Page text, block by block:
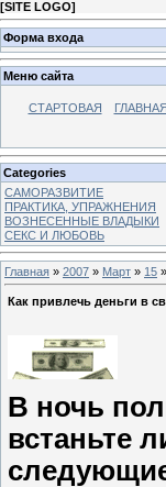
[SITE LOGO]
Форма входа
Меню сайта
СТАРТОВАЯ ГЛАВНАЯ
Categories
САМОРАЗВИТИЕ
ПРАКТИКА, УПРАЖНЕНИЯ
ВОЗНЕСЕННЫЕ ВЛАДЫКИ
СЕКС И ЛЮБОВЬ
Главная » 2007 » Март » 15
Как привлечь деньги в
В ночь
встаньте